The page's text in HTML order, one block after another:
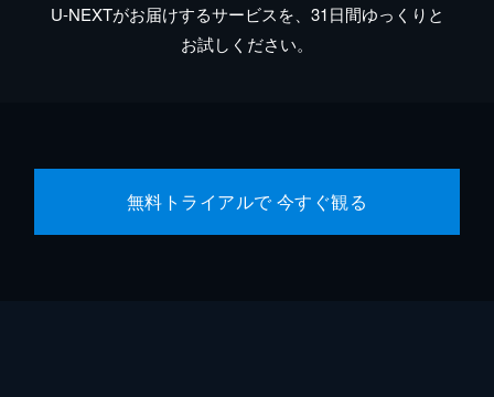
U-NEXTがお届けするサービスを、31日間ゆっくりと
お試しください。
無料トライアルで 今すぐ観る